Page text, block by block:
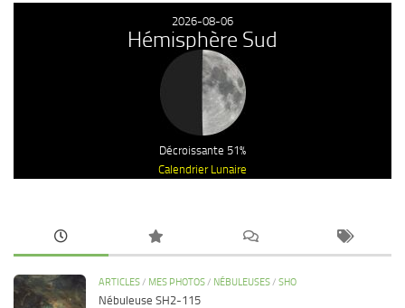
2026-08-06
Hémisphère Sud
Décroissante 51%
Calendrier Lunaire
ARTICLES/ MES PHOTOS/ NÉBULEUSES/ SHO
Nébuleuse SH2-115